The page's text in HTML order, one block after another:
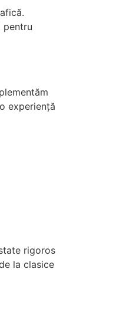
pentru
experiență
rigoros
la clasice